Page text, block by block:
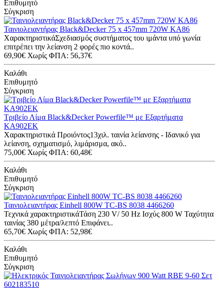
Επιθυμητό
Σύγκριση
Ταινιολειαντήρας Black&Decker 75 x 457mm 720W KA86
ΧαρακτηριστικάΣχεδιασμός συστήματος του ιμάντα υπό γωνία
επιτρέπει την λείανση 2 φορές πιο κοντά..
69,90€ Χωρίς ΦΠΑ: 56,37€
Καλάθι
Επιθυμητό
Σύγκριση
Τριβείο Λίμα Black&Decker Powerfile™ με Εξαρτήματα
KA902EK
Χαρακτηριστικά Προιόντος13χιλ. ταινία λείανσης - Ιδανικό για
λείανση, σχηματισμό, λιμάρισμα, ακό..
75,00€ Χωρίς ΦΠΑ: 60,48€
Καλάθι
Επιθυμητό
Σύγκριση
Ταινιολειαντήρας Einhell 800W TC-BS 8038 4466260
Τεχνικά χαρακτηριστικάΤάση 230 V/ 50 Hz Ισχύς 800 W Ταχύτητα
ταινίας 380 μέτρα/λεπτό Επιφάνει..
65,70€ Χωρίς ΦΠΑ: 52,98€
Καλάθι
Επιθυμητό
Σύγκριση